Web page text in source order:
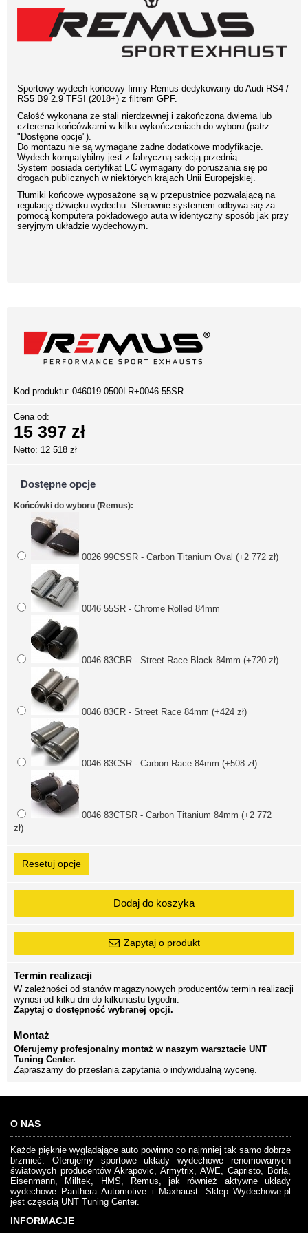
Sportowy wydech końcowy firmy Remus dedykowany do Audi RS4 /
RS5 B9 2.9 TFSI (2018+) z filtrem GPF.
Całość wykonana ze stali nierdzewnej i zakończona dwiema lub
czterema końcówkami w kilku wykończeniach do wyboru (patrz:
"Dostępne opcje").
Do montażu nie są wymagane żadne dodatkowe modyfikacje.
Wydech kompatybilny jest z fabryczną sekcją przednią.
System posiada certyfikat EC wymagany do poruszania się po
drogach publicznych w niektórych krajach Unii Europejskiej.
Tłumiki końcowe wyposażone są w przepustnice pozwalającą na
regulację dźwięku wydechu. Sterownie systemem odbywa się za
pomocą komputera pokładowego auta w identyczny sposób jak przy
seryjnym układzie wydechowym.
Kod produktu: 046019 0500LR+0046 55SR
Cena od:
15 397 zł
Netto: 12 518 zł
Dostępne opcje
Końcówki do wyboru (Remus):
0026 99CSSR - Carbon Titanium Oval (+2 772 zł)
0046 55SR - Chrome Rolled 84mm
0046 83CBR - Street Race Black 84mm (+720 zł)
0046 83CR - Street Race 84mm (+424 zł)
0046 83CSR - Carbon Race 84mm (+508 zł)
0046 83CTSR - Carbon Titanium 84mm (+2 772
zł)
Resetuj opcje
Dodaj do koszyka
Zapytaj o produkt
Termin realizacji
W zależności od stanów magazynowych producentów termin realizacji
wynosi od kilku dni do kilkunastu tygodni.
Zapytaj o dostępność wybranej opcji.
Montaż
Oferujemy profesjonalny montaż w naszym warsztacie UNT
Tuning Center.
Zapraszamy do przesłania zapytania o indywidualną wycenę.
O NAS
Każde pięknie wyglądające auto powinno co najmniej tak samo dobrze
brzmieć. Oferujemy sportowe układy wydechowe renomowanych
światowych producentów Akrapovic, Armytrix, AWE, Capristo, Borla,
Eisenmann, Milltek, HMS, Remus, jak również aktywne układy
wydechowe Panthera Automotive i Maxhaust. Sklep Wydechowe.pl
jest częscią UNT Tuning Center.
INFORMACJE